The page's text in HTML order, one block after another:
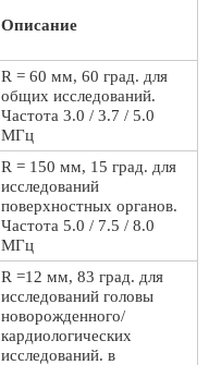
Описание
R = 60 мм, 60 град. для
общих исследований.
Частота 3.0 / 3.7 / 5.0
МГц
R = 150 мм, 15 град. для
исследований
поверхностных органов.
Частота 5.0 / 7.5 / 8.0
МГц
R =12 мм, 83 град. для
исследований головы
новорожденного/
кардиологических
исследований. в